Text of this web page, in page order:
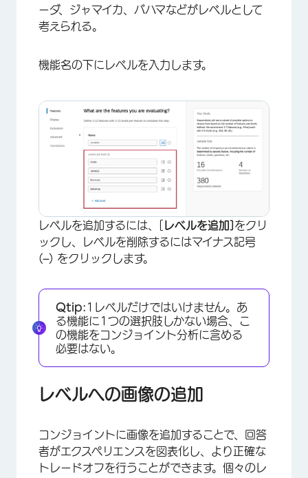
×
×
ーダ、ジャマイカ、バハマなどがレベルとして
考えられる。
機能名の下にレベルを入力します。
レベルを追加するには、[ レベルを追加] をクリ
ックし、レベルを削除するにはマイナス記号
(–) をクリックします。
Qtip: 1レベルだけではいけません。あ
る機能に1つの選択肢しかない場合、こ
の機能をコンジョイント分析に含める
必要はない。
レベルへの画像の追加
コンジョイントに画像を追加することで、回答
者がエクスペリエンスを図表化し、より正確な
トレードオフを行うことができます。個々のレ